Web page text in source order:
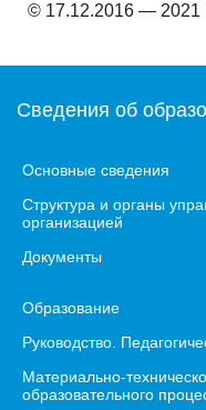
© 17.12.2016 —
Сведения об
Основные сведения
Структура и органы
организацией
Документы
Образование
Руководство.
Материально-
образовательного